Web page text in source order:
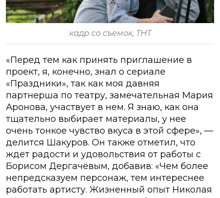
кадр со съемок, ТНТ
«Перед тем как принять приглашение в
проект, я, конечно, знал о сериале
«Праздники», так как моя давняя
партнерша по театру, замечательная Мария
Аронова, участвует в нем. Я знаю, как она
тщательно выбирает материалы, у нее
очень тонкое чувство вкуса в этой сфере», —
делится Шакуров. Он также отметил, что
ждет радости и удовольствия от работы с
Борисом Дергачёвым, добавив: «Чем более
непредсказуем персонаж, тем интереснее
работать артисту. Жизненный опыт Николая